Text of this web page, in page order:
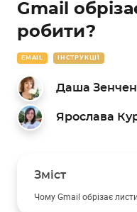
EMAIL ІНСТРУКЦІЇ
Gmail
робити?
Даша
Ярослава
Зміст
Чому Gmail обрізає